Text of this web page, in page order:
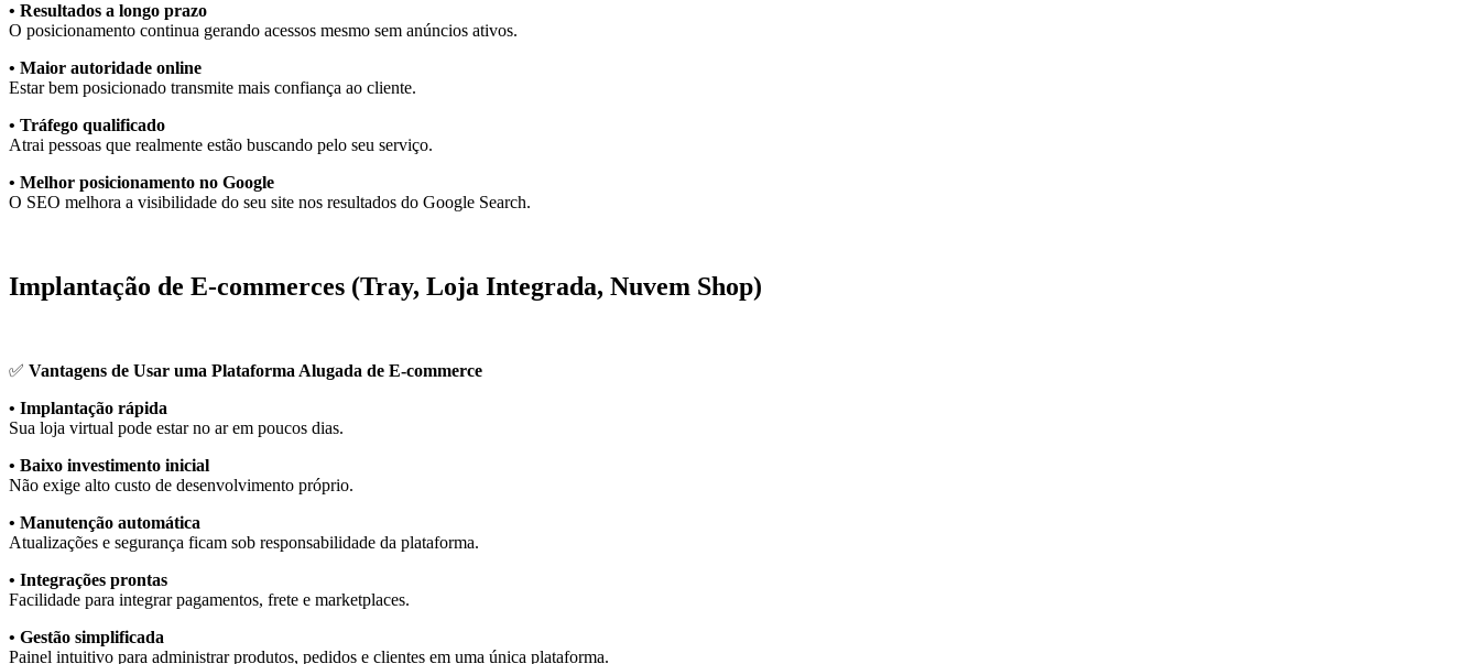
• Resultados a longo prazo
O posicionamento continua gerando acessos mesmo sem anúncios ativos.
• Maior autoridade online
Estar bem posicionado transmite mais confiança ao cliente.
• Tráfego qualificado
Atrai pessoas que realmente estão buscando pelo seu serviço.
• Melhor posicionamento no Google
O SEO melhora a visibilidade do seu site nos resultados do Google Search.
Implantação de E-commerces (Tray, Loja Integrada, Nuvem Shop)
✅ Vantagens de Usar uma Plataforma Alugada de E-commerce
• Implantação rápida
Sua loja virtual pode estar no ar em poucos dias.
• Baixo investimento inicial
Não exige alto custo de desenvolvimento próprio.
• Manutenção automática
Atualizações e segurança ficam sob responsabilidade da plataforma.
• Integrações prontas
Facilidade para integrar pagamentos, frete e marketplaces.
• Gestão simplificada
Painel intuitivo para administrar produtos, pedidos e clientes em uma única plataforma.